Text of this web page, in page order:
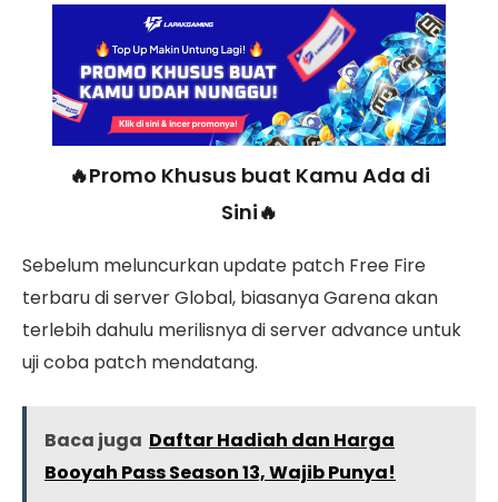
🔥Promo Khusus buat Kamu Ada di
Sini🔥
Sebelum meluncurkan update patch Free Fire
terbaru di server Global, biasanya Garena akan
terlebih dahulu merilisnya di server advance untuk
uji coba patch mendatang.
Baca juga Daftar Hadiah dan Harga
Booyah Pass Season 13, Wajib Punya!